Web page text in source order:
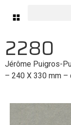
2280
Jérôme Puigros-
– 240 X 330 mm